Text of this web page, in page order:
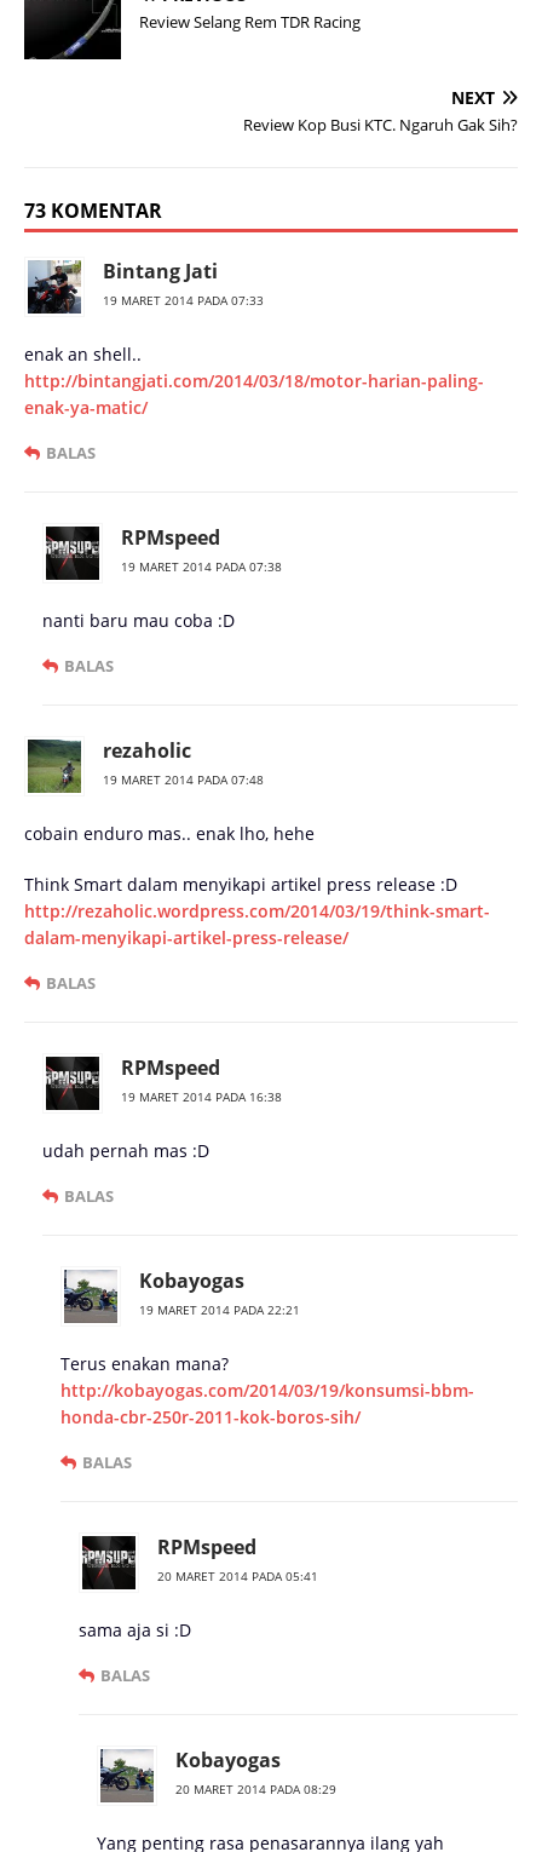
Review Selang Rem TDR Racing
NEXT
Review Kop Busi KTC. Ngaruh Gak Sih?
73 KOMENTAR
Bintang Jati
19 MARET 2014 PADA 07:33
enak an shell..
http://bintangjati.com/2014/03/18/motor-harian-paling-
enak-ya-matic/
BALAS
RPMspeed
19 MARET 2014 PADA 07:38
nanti baru mau coba :D
BALAS
rezaholic
19 MARET 2014 PADA 07:48
cobain enduro mas.. enak lho, hehe
Think Smart dalam menyikapi artikel press release :D
http://rezaholic.wordpress.com/2014/03/19/think-smart-
dalam-menyikapi-artikel-press-release/
BALAS
RPMspeed
19 MARET 2014 PADA 16:38
udah pernah mas :D
BALAS
Kobayogas
19 MARET 2014 PADA 22:21
Terus enakan mana?
http://kobayogas.com/2014/03/19/konsumsi-bbm-
honda-cbr-250r-2011-kok-boros-sih/
BALAS
RPMspeed
20 MARET 2014 PADA 05:41
sama aja si :D
BALAS
Kobayogas
20 MARET 2014 PADA 08:29
Yang penting rasa penasarannya ilang yah